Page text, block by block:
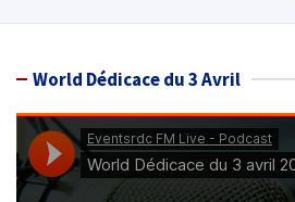
World Dédicace du 3 Avril